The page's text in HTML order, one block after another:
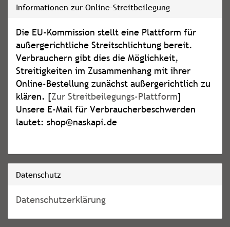
Informationen zur Online-Streitbeilegung
Die EU-Kommission stellt eine Plattform für
außergerichtliche Streitschlichtung bereit.
Verbrauchern gibt dies die Möglichkeit,
Streitigkeiten im Zusammenhang mit ihrer
Online-Bestellung zunächst außergerichtlich zu
klären. [Zur Streitbeilegungs-Plattform]
Unsere E-Mail für Verbraucherbeschwerden
lautet: shop@naskapi.de
Datenschutz
Datenschutzerklärung